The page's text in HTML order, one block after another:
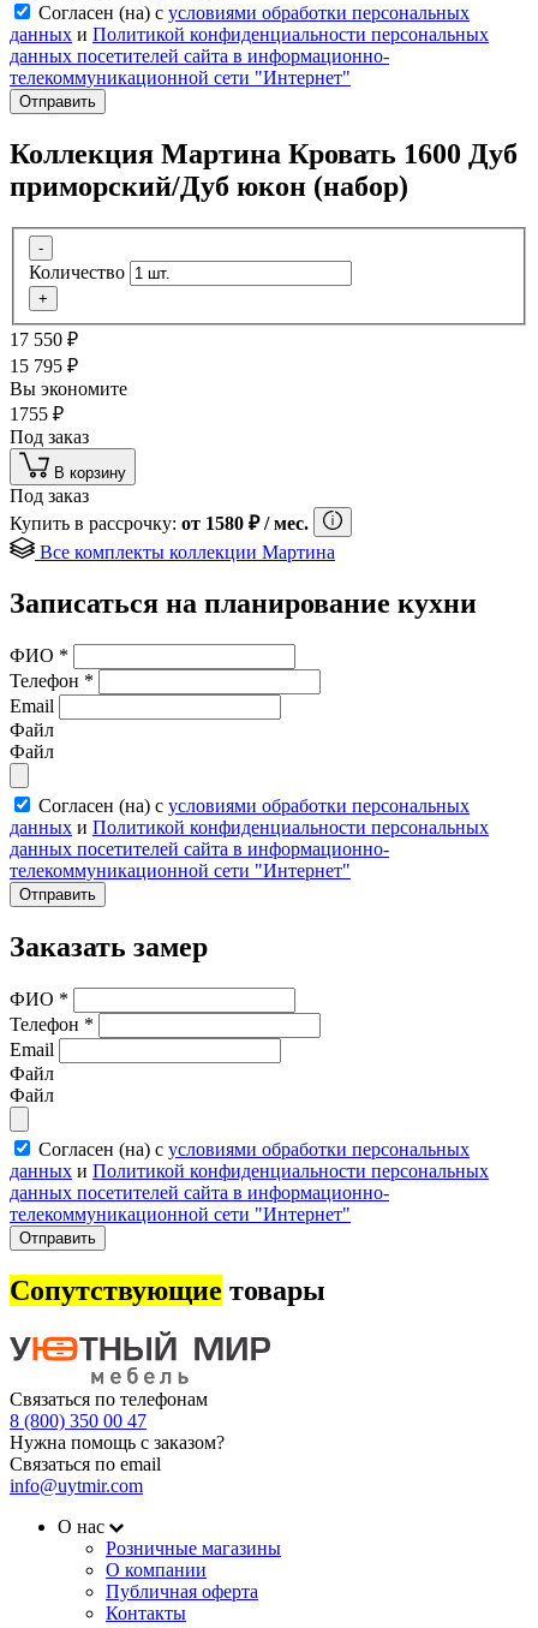
Согласен (на) с условиями обработки персональных
данных и Политикой конфиденциальности персональных
данных посетителей сайта в информационно-
телекоммуникационной сети "Интернет"
Отправить
Коллекция Мартина Кровать 1600 Дуб
приморский/Дуб юкон (набор)
-
Количество
+
17 550 ₽
15 795 ₽
Вы экономите
1755 ₽
Под заказ
В корзину
Под заказ
Купить в рассрочку: от 1580 ₽/ мес.
Все комплекты коллекции Мартина
Записаться на планирование кухни
ФИО *
Телефон *
Email
Файл
Файл
Согласен (на) с условиями обработки персональных
данных и Политикой конфиденциальности персональных
данных посетителей сайта в информационно-
телекоммуникационной сети "Интернет"
Отправить
Заказать замер
ФИО *
Телефон *
Email
Файл
Файл
Согласен (на) с условиями обработки персональных
данных и Политикой конфиденциальности персональных
данных посетителей сайта в информационно-
телекоммуникационной сети "Интернет"
Отправить
Сопутствующие товары
Связаться по телефонам
8 (800) 350 00 47
Нужна помощь с заказом?
Связаться по email
info@uytmir.com
О нас
Розничные магазины
О компании
Публичная оферта
Контакты